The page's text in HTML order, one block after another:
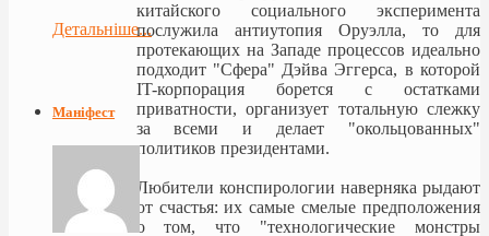
китайского социального эксперимента
послужила антиутопия Оруэлла, то для
протекающих на Западе процессов идеально
подходит "Сфера" Дэйва Эггерса, в которой
IT-корпорация борется с остатками
приватности, организует тотальную слежку
за всеми и делает "окольцованных"
политиков президентами.
Любители конспирологии наверняка рыдают
от счастья: их самые смелые предположения
о том, что "технологические монстры
Детальніше...
Маніфест